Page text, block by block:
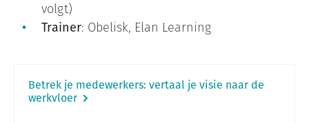
volgt)
Trainer: Obelisk, Elan Learning
Betrek je medewerkers: vertaal je visie naar de
werkvloer